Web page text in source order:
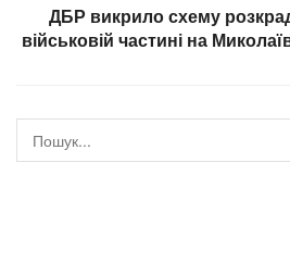
ДБР викрило схему
військовій частині на